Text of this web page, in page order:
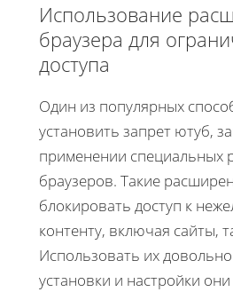
Использование
браузера для
доступа
Один из популярных
установить запрет ютуб,
применении специальных
браузеров. Такие
блокировать доступ к
контенту, включая сайты,
Использовать их
установки и настройки